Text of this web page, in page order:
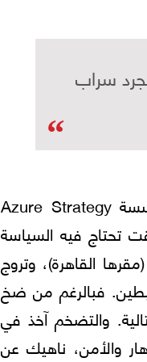
سراب
بعض المراقبين يتفقون مع ما قاله الغدي، ومن بين هؤلاء أليس غوير، من مؤسسة Azure Strategy
تحتاج فيه السياسة
القاهرة)، وتروج
فبالرغم من ضخ
والتضخم آخذ في
والأمن، ناهيك عن